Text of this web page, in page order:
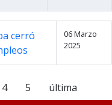
cerró
06 Marzo
2025
4 5 última